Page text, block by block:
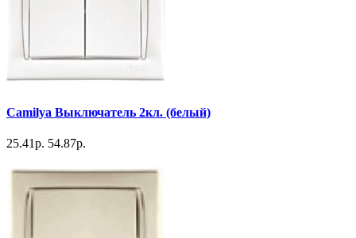
Camilya Выключатель 2кл. (белый)
25.41р. 54.87р.